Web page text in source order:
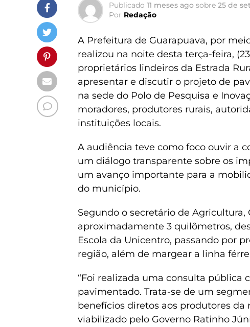
Publicado 11 meses ago sobre 25 de
Por Redação
A Prefeitura de Guarapuava, por
realizou na noite desta terça-feira,
proprietários lindeiros da Estrada
apresentar e discutir o projeto de
na sede do Polo de Pesquisa e
moradores, produtores rurais,
instituições locais.
A audiência teve como foco ouvir a
um diálogo transparente sobre os
um avanço importante para a
do município.
Segundo o secretário de
aproximadamente 3 quilômetros,
Escola da Unicentro, passando por
região, além de margear a linha
“Foi realizada uma consulta pública
pavimentado. Trata-se de um
benefícios diretos aos produtores
viabilizado pelo Governo Ratinho